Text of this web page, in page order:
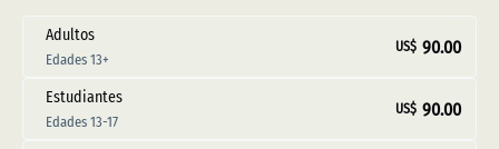
Adultos
Edades 13+
US$ 90.00
Estudiantes
Edades 13-17
US$ 90.00